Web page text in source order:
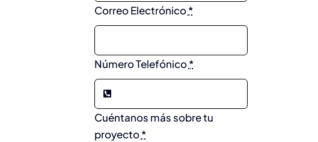
Correo Electrónico*
Número Telefónico*
Cuéntanos más sobre tu
proyecto*